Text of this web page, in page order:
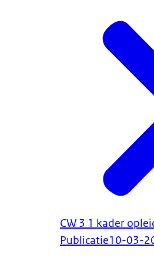
CW 3 1 kader
Publicatie10-03-